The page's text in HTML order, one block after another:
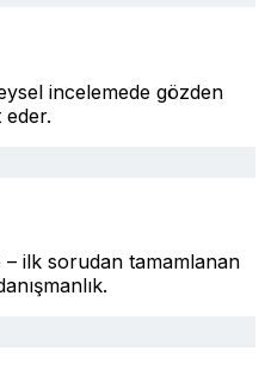
incelemede gözden
eder.
ilk sorudan tamamlanan